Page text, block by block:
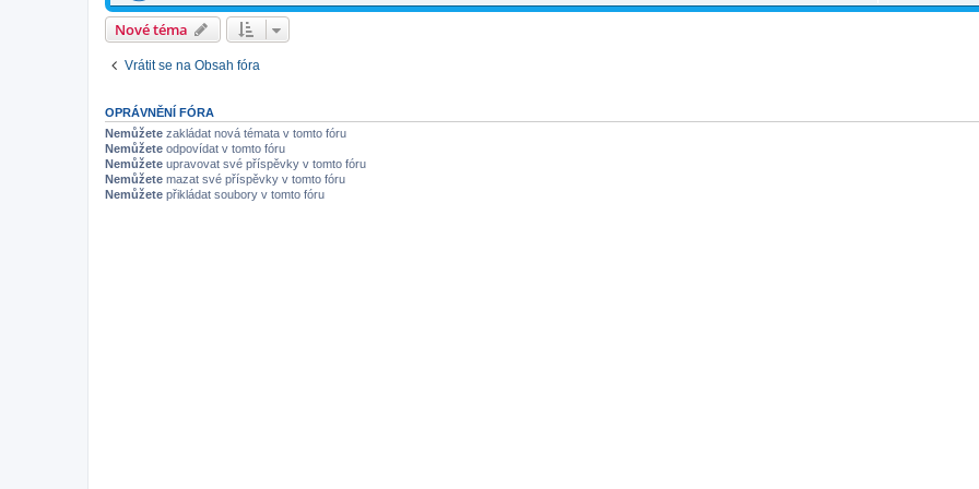
Nové téma
Vrátit se na Obsah fóra
OPRÁVNĚNÍ FÓRA
Nemůžete zakládat nová témata v tomto fóru
Nemůžete odpovídat v tomto fóru
Nemůžete upravovat své příspěvky v tomto fóru
Nemůžete mazat své příspěvky v tomto fóru
Nemůžete přikládat soubory v tomto fóru